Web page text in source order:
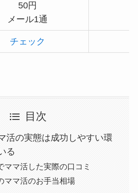
50円
メール1通
チェック
目次
活の実態は成功しやすい環
る
ママ活した実際の口コミ
ママ活のお手当相場